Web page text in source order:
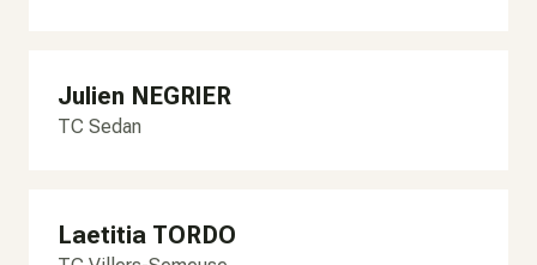
Julien NEGRIER
TC Sedan
Laetitia TORDO